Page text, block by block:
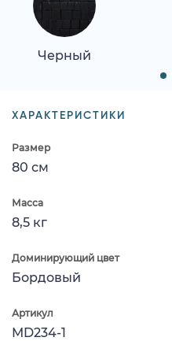
Черный
ХАРАКТЕРИСТИКИ
Размер
80 см
Масса
8,5 кг
Доминирующий цвет
Бордовый
Артикул
MD234-1